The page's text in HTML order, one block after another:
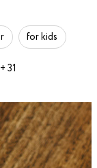
for kids
+ 31